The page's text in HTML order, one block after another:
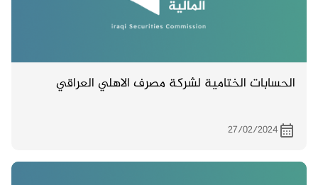
الحسابات الختامية لشركة مصرف الاهلي العراقي
27/02/2024